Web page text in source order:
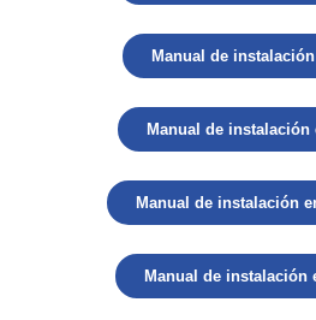
Manual de
Manual de instalación
Manual de instalación
Manual de instalación